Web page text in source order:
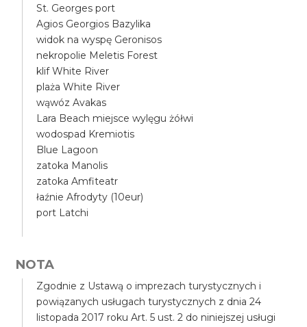
St. Georges port
Agios Georgios Bazylika
widok na wyspę Geronisos
nekropolie Meletis Forest
klif White River
plaża White River
wąwóz Avakas
Lara Beach miejsce wylęgu żółwi
wodospad Kremiotis
Blue Lagoon
zatoka Manolis
zatoka Amfiteatr
łaźnie Afrodyty (10eur)
port Latchi
NOTA
Zgodnie z Ustawą o imprezach turystycznych i
powiązanych usługach turystycznych z dnia 24
listopada 2017 roku Art. 5 ust. 2 do niniejszej usługi